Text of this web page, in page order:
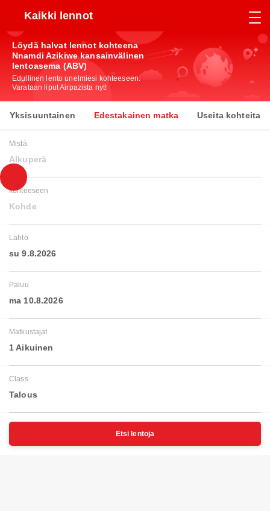
Kaikki lennot
Löydä halvat lennot kohteena
Nnamdi Azikiwe kansainvälinen
lentoasema (ABV)
Edullinen lento unelmiesi kohteeseen.
Varataan liput Airpazista nyt!
Yksisuuntainen Edestakainen matka Useita kohteita
Mistä
Alkuperä
kohteeseen
Kohde
Lähtö
su 9.8.2026
Paluu
ma 10.8.2026
Matkustajat
1 Aikuinen
Class
Talous
Etsi lentoja